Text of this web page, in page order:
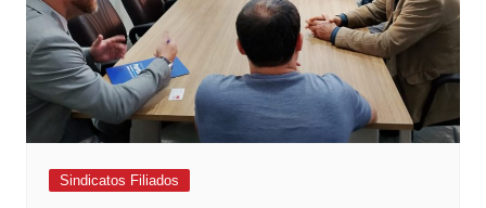
Sindicatos Filiados